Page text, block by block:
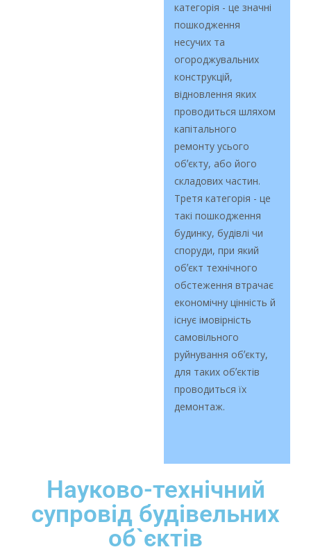
категорія - це значні
пошкодження
несучих та
огороджувальних
конструкцій,
відновлення яких
проводиться шляхом
капітального
ремонту усього
обʼєкту, або його
складових частин.
Третя категорія - це
такі пошкодження
будинку, будівлі чи
споруди, при який
обʼєкт технічного
обстеження втрачає
економічну цінність й
існує імовірність
самовільного
руйнування обʼєкту,
для таких обʼєктів
проводиться їх
демонтаж.
Науково-технічний
супровід будівельних
об`єктів